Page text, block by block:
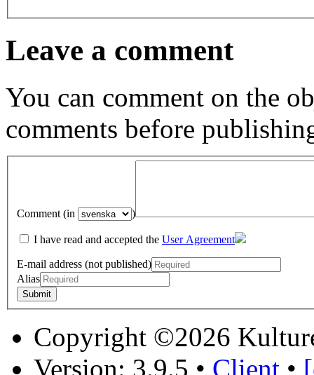
Leave a comment
You can comment on the
comments before
Comment (in )
I have read and accepted the User Agreement
E-mail address (not published)
Alias
Copyright ©2026
Version: 3.9.5 • Client •